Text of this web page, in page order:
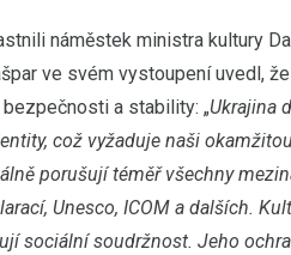
náměstek ministra kultury
ve svém vystoupení uvedl,
a stability: „Ukrajina
což vyžaduje naši
porušují téměř všechny
Unesco, ICOM a dalších.
sociální soudržnost. Jeho